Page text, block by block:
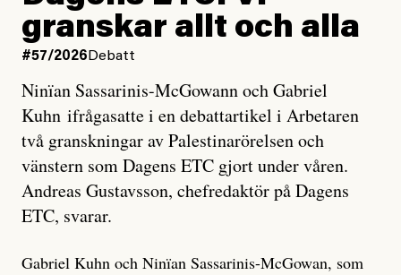
granskar allt och alla
#57/2026 Debatt
Ninïan Sassarinis-McGowann och Gabriel
Kuhn ifrågasatte i en debattartikel i Arbetaren
två granskningar av Palestinarörelsen och
vänstern som Dagens ETC gjort under våren.
Andreas Gustavsson, chefredaktör på Dagens
ETC, svarar.
Gabriel Kuhn och Ninïan Sassarinis-McGowan, som